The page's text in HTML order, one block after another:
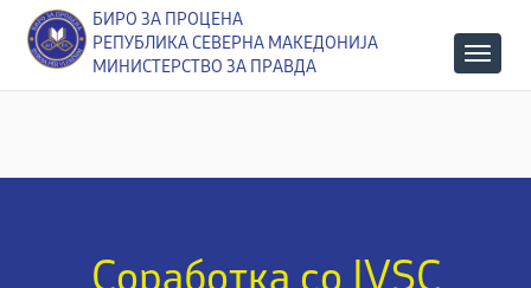
БИРО ЗА ПРОЦЕНА
РЕПУБЛИКА СЕВЕРНА МАКЕДОНИЈА
МИНИСТЕРСТВО ЗА ПРАВДА